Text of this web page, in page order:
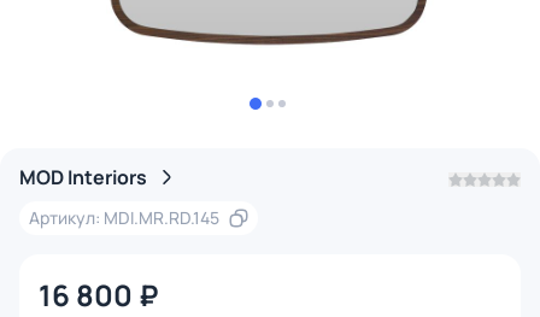
MOD Interiors
Артикул: MDI.MR.RD.145
16 800 ₽